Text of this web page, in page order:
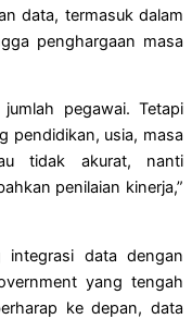
data, termasuk dalam
penghargaan masa
pegawai. Tetapi
pendidikan, usia, masa
tidak akurat, nanti
penilaian kinerja,”
integrasi data dengan
yang tengah
ke depan, data